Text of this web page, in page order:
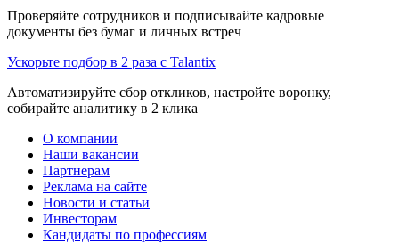
Проверяйте сотрудников и подписывайте кадровые
документы без бумаг и личных встреч
Ускорьте подбор в 2 раза с Talantix
Автоматизируйте сбор откликов, настройте воронку,
собирайте аналитику в 2 клика
О компании
Наши вакансии
Партнерам
Реклама на сайте
Новости и статьи
Инвесторам
Кандидаты по профессиям